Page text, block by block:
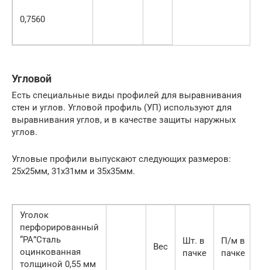
0,7560
Угловой
Есть специальные виды профилей для выравнивания
стен и углов. Угловой профиль (УП) используют для
выравнивания углов, и в качестве защиты наружных
углов.
Угловые профили выпускают следующих размеров:
25х25мм, 31х31мм и 35х35мм.
Уголок
перфорированный
“РА”Сталь
оцинкованная
толщиной 0,55 мм
Вес
Шт. в
пачке
П/м в
пачке